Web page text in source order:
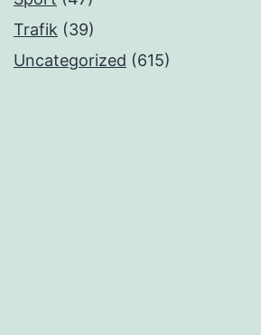
Trafik (39)
Uncategorized (615)